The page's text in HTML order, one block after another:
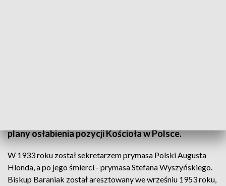
plany osłabienia pozycji Kościoła w Polsce.
W 1933 roku został sekretarzem prymasa Polski Augusta
Hlonda, a po jego śmierci - prymasa Stefana Wyszyńskiego.
Biskup Baraniak został aresztowany we wrześniu 1953 roku,